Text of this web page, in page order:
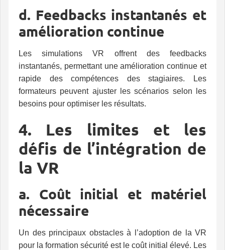
d. Feedbacks instantanés et
amélioration continue
Les simulations VR offrent des feedbacks
instantanés, permettant une amélioration continue et
rapide des compétences des stagiaires. Les
formateurs peuvent ajuster les scénarios selon les
besoins pour optimiser les résultats.
4. Les limites et les
défis de l’intégration de
la VR
a. Coût initial et matériel
nécessaire
Un des principaux obstacles à l’adoption de la VR
pour la formation sécurité est le coût initial élevé. Les